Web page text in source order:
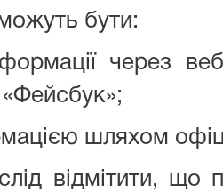
бути:
через
шляхом
відмітити, що